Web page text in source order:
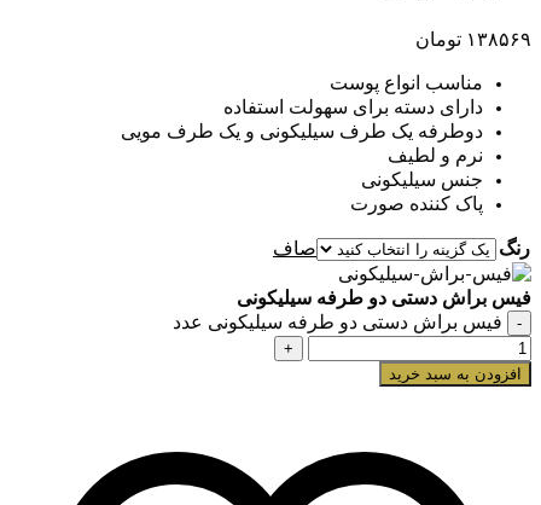
۱۳۸۵۶۹ تومان
مناسب انواع پوست
دارای دسته برای سهولت استفاده
دوطرفه یک طرف سیلیکونی و یک طرف مویی
نرم و لطیف
جنس سیلیکونی
پاک کننده صورت
رنگ صاف
فیس براش دستی دو طرفه سیلیکونی
فیس براش دستی دو طرفه سیلیکونی عدد
افزودن به سبد خرید